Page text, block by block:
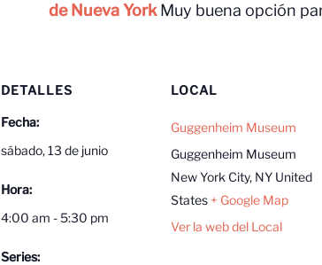
de Nueva YorkMuy buena opción
DETALLES
Fecha:
sábado, 13 de junio
Hora:
4:00 am - 5:30 pm
Series:
LOCAL
Guggenheim Museum
Guggenheim Museum
New York City, NY United
States + Google Map
Ver la web del Local